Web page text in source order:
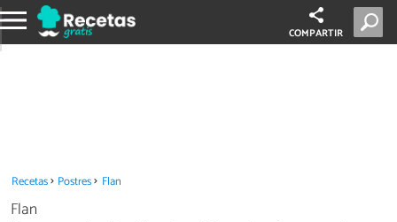
COMPARTIR
Recetas Postres Flan
Flan